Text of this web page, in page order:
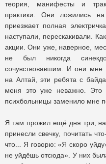
теория, манифесты и
практики. Они ложились
приезжает полная
наступали, перескакивали.
акции. Они уже, наверное,
не был никогда
сочувствовавшим. И они мне
на Алтай, эти ребята с
меня это уже неважно. Это
психбольницы заменило мне
Я там прожил ещё дня три,
принесли свечку, почитать
что... Я говорю: «Я скоро
не уйдёшь отсюда». У них